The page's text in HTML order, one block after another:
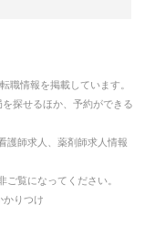
職情報を掲載しています。
探せるほか、予約ができる
護師求人、薬剤師求人情報
覧になってください。
かりつけ